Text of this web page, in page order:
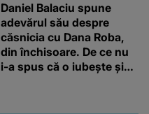
Daniel Balaciu spune
adevărul său despre
căsnicia cu Dana Roba,
din închisoare. De ce nu
i-a spus că o iubește și
“Am suflet mare. Eu am